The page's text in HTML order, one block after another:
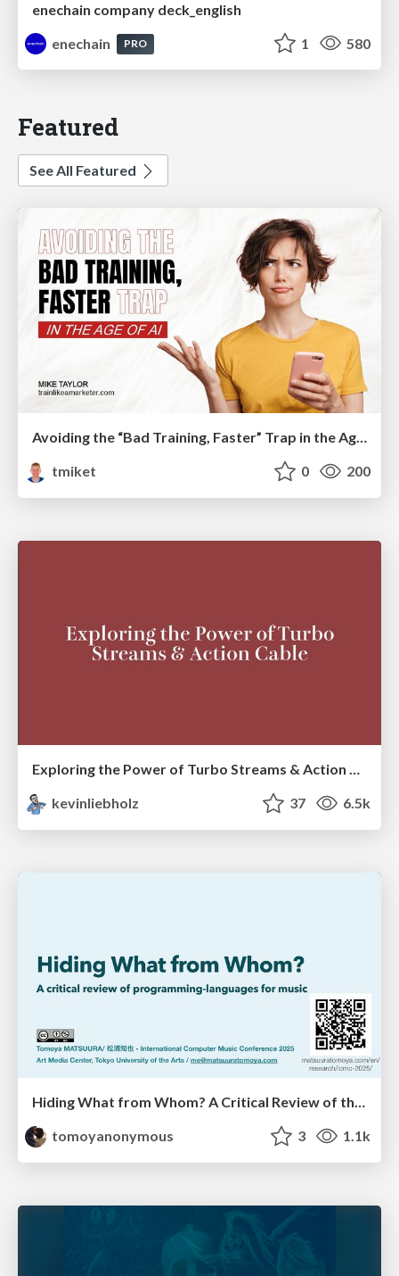
enechain company deck_english
enechain
PRO 1 580
Featured
See All Featured
Avoiding the “Bad Training, Faster” Trap in the Age of AI
tmiket
0 200
Exploring the Power of Turbo Streams & Action Cable | RailsConf2023
kevinliebholz
37 6.5k
tomoyanonymous
3 1.1k